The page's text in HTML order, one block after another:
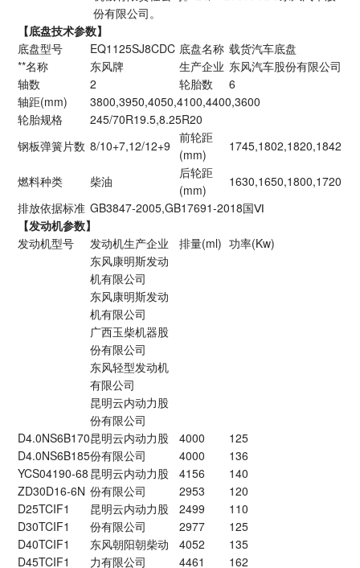
份有限公司。
【底盘技术参数】
底盘型号
EQ1125SJ8CDC 底盘名称 载货汽车底盘
**名称
东风牌 生产企业 东风汽车股份有限公司
轴数
2 轮胎数
6
轴距(mm)
3800,3950,4050,4100,4400,3600
轮胎规格
245/70R19.5,8.25R20
钢板弹簧片数 8/10+7,12/12+9
前轮距
(mm)
1745,1802,1820,1842
燃料种类 柴油
后轮距
(mm)
1630,1650,1800,1720
排放依据标准 GB3847-2005,GB17691-2018国Ⅵ
【发动机参数】
发动机型号
发动机生产企业 排量(ml) 功率(Kw)
D4.0NS6B170
D4.0NS6B185
YCS04190-68
ZD30D16-6N
D25TCIF1
D30TCIF1
D40TCIF1
D45TCIF1
东风康明斯发动
机有限公司
东风康明斯发动
机有限公司
广西玉柴机器股
份有限公司
东风轻型发动机
有限公司
昆明云内动力股
份有限公司
昆明云内动力股
份有限公司
昆明云内动力股
份有限公司
昆明云内动力股
份有限公司
东风朝阳朝柴动
力有限公司
4000
4000
4156
2953
2499
2977
4052
4461
125
136
140
120
110
125
135
162